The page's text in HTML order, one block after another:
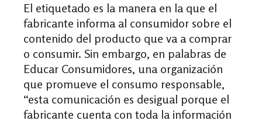
El etiquetado es la manera en la que el
fabricante informa al consumidor sobre el
contenido del producto que va a comprar
o consumir. Sin embargo, en palabras de
Educar Consumidores, una organización
que promueve el consumo responsable,
“esta comunicación es desigual porque el
fabricante cuenta con toda la información